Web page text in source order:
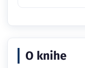
O knihe